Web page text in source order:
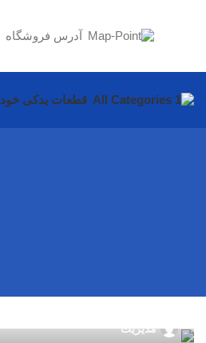
آدرس فروشگاه
قطعات یدکی
مدیریت